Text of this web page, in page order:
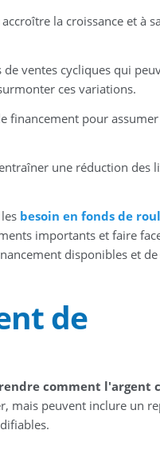
la croissance et à
ventes cycliques qui
ces variations.
financement pour
une réduction des
besoin en fonds de
importants et faire
disponibles et
de
comment l'argent
mais peuvent inclure un